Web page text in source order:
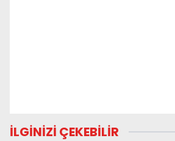
İLGİNİZİ ÇEKEBİLİR